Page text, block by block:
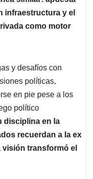
infraestructura y el
como motor
y desafíos con
políticas,
en pie pese a los
político
disciplina en la
recuerdan a la ex
transformó el